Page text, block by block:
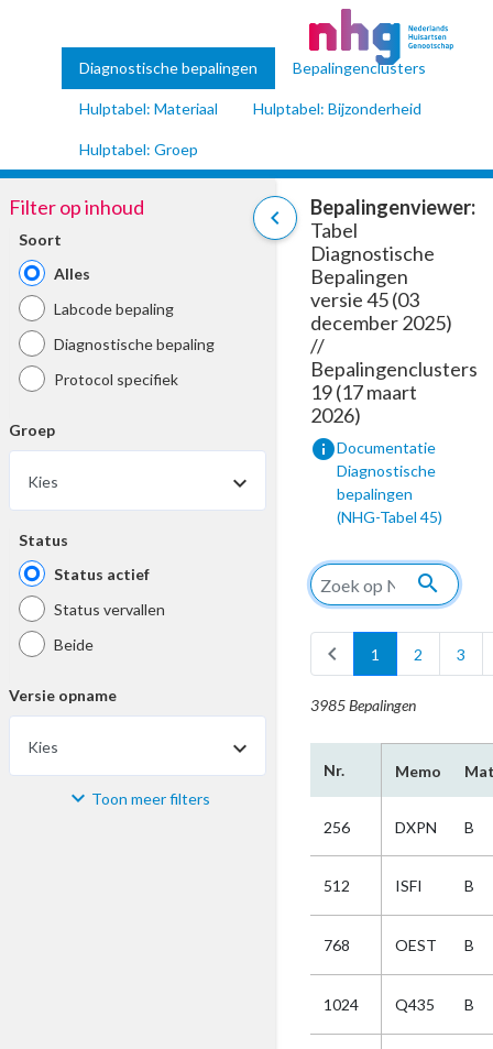
Diagnostische bepalingen Bepalingenclusters
Hulptabel: Materiaal Hulptabel: Bijzonderheid
Hulptabel: Groep
chevron_left
Filter op inhoud
Soort
Alles
Labcode bepaling
Diagnostische bepaling
Protocol specifiek
Groep
Kies
Status
Status actief
Status vervallen
Beide
Versie opname
Kies
Materiaal Toon meer filters
Bepalingenviewer:
Tabel
Diagnostische
Bepalingen
versie 45 (03
december 2025)
//
Bepalingenclusters
19 (17 maart
2026)
infoDocumentatie
Diagnostische
bepalingen
(NHG-Tabel 45)
search
chevron_left 1 2 3
3985 Bepalingen
Nr. Memo
256 DXPN B
512 ISFI B
768 OEST B
1024 Q435 B